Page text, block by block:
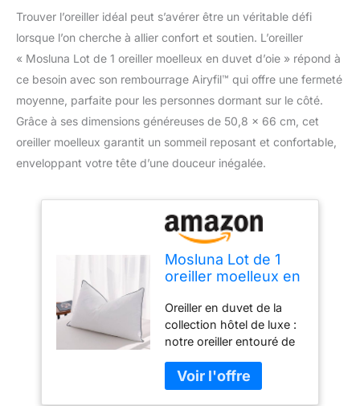
Trouver l’oreiller idéal peut s’avérer être un véritable défi
lorsque l’on cherche à allier confort et soutien. L’oreiller
« Mosluna Lot de 1 oreiller moelleux en duvet d’oie » répond à
ce besoin avec son rembourrage Airyfil™ qui offre une fermeté
moyenne, parfaite pour les personnes dormant sur le côté.
Grâce à ses dimensions généreuses de 50,8 x 66 cm, cet
oreiller moelleux garantit un sommeil reposant et confortable,
enveloppant votre tête d’une douceur inégalée.
Mosluna Lot de 1
oreiller moelleux en
standard pour
dormir, oreiller
moelleux blanc
avec rembourrage
Airyfil™, fermeté
moyenne pour les
Oreiller en duvet de la
collection hôtel de luxe :
notre oreiller entouré de
hôtelier de luxe, avec un
rembourrage à trois